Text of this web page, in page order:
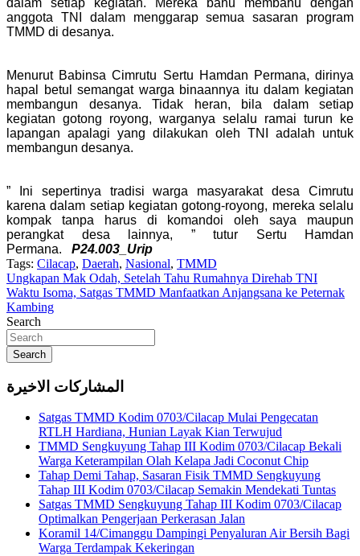
anggota TNI dalam menggarap semua sasaran program
TMMD di desanya.
Menurut Babinsa Cimrutu Sertu Hamdan Permana, dirinya
hapal betul semangat warga binaannya itu dalam kegiatan
membangun desanya. Tidak heran, bila dalam setiap
kegiatan gotong royong, warganya selalu ramai turun ke
lapangan apalagi yang dilakukan oleh TNI adalah untuk
membangun desanya.
” Ini sepertinya tradisi warga masyarakat desa Cimrutu
karena dalam setiap kegiatan gotong-royong, mereka selalu
kompak tanpa harus di komandoi oleh saya maupun
perangkat desa lainnya, ” tutur Sertu Hamdan
Permana.
P24.003_Urip
Tags: Cilacap, Daerah, Nasional, TMMD
Navigasi
pos
Ungkapan Mak Odah, Setelah Tahu Rumahnya Direhab TNI
Waktu Isoma, Satgas TMMD Manfaatkan Anjangsana ke Peternak
Kambing
Search
Search
المشاركات الاخيرة
Satgas TMMD Kodim 0703/Cilacap Mulai Pengecatan
RTLH Hardiana, Hunian Layak Kian Terwujud
TMMD Sengkuyung Tahap III Kodim 0703/Cilacap Bekali
Warga Keterampilan Olah Kelapa Jadi Coconut Chip
Tahap Demi Tahap, Sasaran Fisik TMMD Sengkuyung
Tahap III Kodim 0703/Cilacap Semakin Mendekati Tuntas
Satgas TMMD Sengkuyung Tahap III Kodim 0703/Cilacap
Optimalkan Pengerjaan Perkerasan Jalan
Koramil 14/Cimanggu Dampingi Penyaluran Air Bersih Bagi
Warga Terdampak Kekeringan